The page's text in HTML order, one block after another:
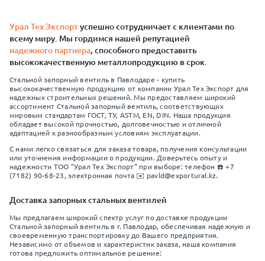
Урал Тех Экспортуспешно сотрудничает с клиентами по
всему миру. Мы гордимся нашей репутацией
надежного партнера, способного предоставить
высококачественную металлопродукцию в срок.
Стальной запорный вентиль в Павлодаре - купить
высококачественную продукцию от компании Урал Тех Экспорт для
надежных строительных решений. Мы предоставляем широкий
ассортимент Стальной запорный вентиль, соответствующих
мировым стандартам ГОСТ, ТУ, ASTM, EN, DIN. Наша продукция
обладает высокой прочностью, долговечностью и отличной
адаптацией к разнообразным условиям эксплуатации.
С нами легко связаться для заказа товара, получения консультации
или уточнения информации о продукции. Доверьтесь опыту и
надежности ТОО "Урал Тех Экспорт" при выборе: телефон ☎️ +7
(7182) 90-68-23, электронная почта ✉️ pavld@exportural.kz.
Доставка запорных стальных вентилей
Мы предлагаем широкий спектр услуг по доставке продукции
Стальной запорный вентиль в г. Павлодар, обеспечивая надежную и
своевременную транспортировку до Вашего предприятия.
Независимо от объемов и характеристик заказа, наша компания
готова предложить оптимальное решение: